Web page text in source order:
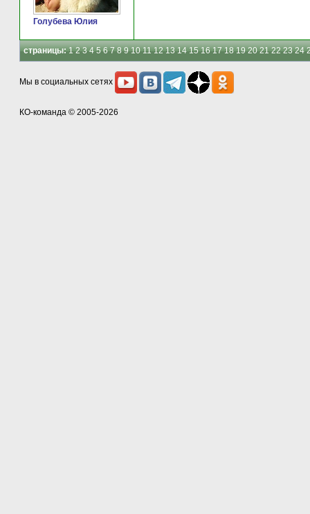
Голубева Юлия
страницы: 1 2 3 4 5 6 7 8 9 10 11 12 13 14 15 16 17 18 19 20 21 22 23 24
Мы в социальных сетях
КО-команда © 2005-2026